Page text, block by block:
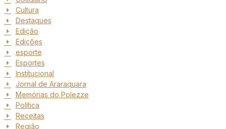
Cultura
Destaques
Edição
Edições
esporte
Esportes
Institucional
Jornal de Araraquara
Memórias do Polezze
Política
Receitas
Região